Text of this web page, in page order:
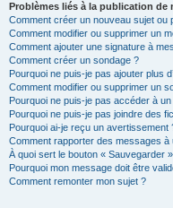
Problèmes liés à la publication de
Comment créer un nouveau sujet ou
Comment modifier ou supprimer un
Comment ajouter une signature à
Comment créer un sondage ?
Pourquoi ne puis-je pas ajouter plus
Comment modifier ou supprimer un
Pourquoi ne puis-je pas accéder à
Pourquoi ne puis-je pas joindre des
Pourquoi ai-je reçu un avertissement
Comment rapporter des messages à
À quoi sert le bouton « Sauvegarder
Pourquoi mon message doit être
Comment remonter mon sujet ?